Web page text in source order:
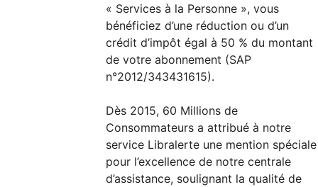
« Services à la Personne », vous
bénéficiez d’une réduction ou d’un
crédit d’impôt égal à 50 % du montant
de votre abonnement (SAP
n°2012/343431615).
Dès 2015, 60 Millions de
Consommateurs a attribué à notre
service Libralerte une mention spéciale
pour l’excellence de notre centrale
d’assistance, soulignant la qualité de